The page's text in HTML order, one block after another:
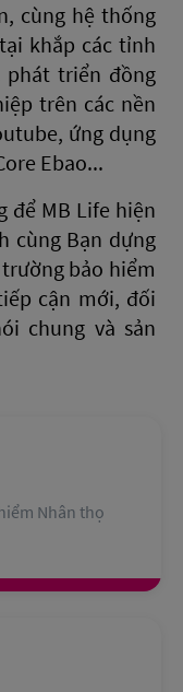
cùng hệ thống
khắp các tỉnh
phát triển đồng
trên các nền
ứng dụng
Ebao...
để MB Life hiện
cùng Bạn dựng
bảo hiểm
cận mới, đối
chung và sản
Nhân thọ